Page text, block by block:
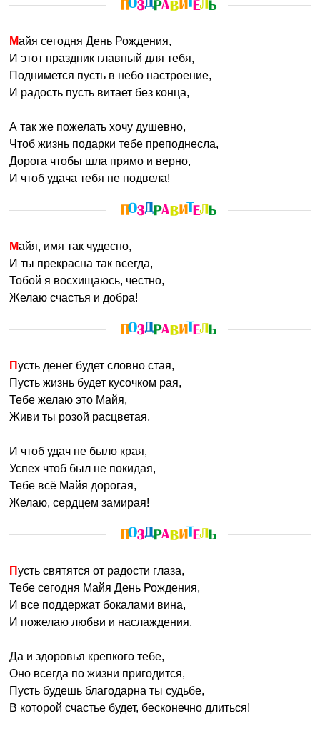
Майя сегодня День Рождения,
И этот праздник главный для тебя,
Поднимется пусть в небо настроение,
И радость пусть витает без конца,
А так же пожелать хочу душевно,
Чтоб жизнь подарки тебе преподнесла,
Дорога чтобы шла прямо и верно,
И чтоб удача тебя не подвела!
Майя, имя так чудесно,
И ты прекрасна так всегда,
Тобой я восхищаюсь, честно,
Желаю счастья и добра!
Пусть денег будет словно стая,
Пусть жизнь будет кусочком рая,
Тебе желаю это Майя,
Живи ты розой расцветая,
И чтоб удач не было края,
Успех чтоб был не покидая,
Тебе всё Майя дорогая,
Желаю, сердцем замирая!
Пусть святятся от радости глаза,
Тебе сегодня Майя День Рождения,
И все поддержат бокалами вина,
И пожелаю любви и наслаждения,
Да и здоровья крепкого тебе,
Оно всегда по жизни пригодится,
Пусть будешь благодарна ты судьбе,
В которой счастье будет, бесконечно длиться!